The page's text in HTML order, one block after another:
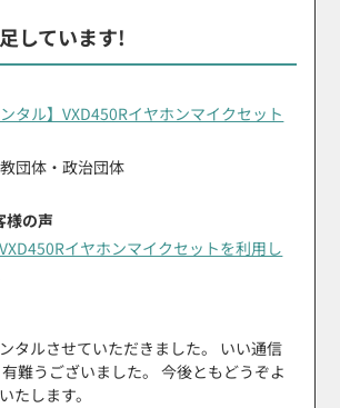
しています!
ンタル】VXD450Rイヤホンマイクセット
団体・政治団体
様の声
イヤホンマイクセットを利用し
タルさせていただきました。 いい通信
難うございました。 今後ともどうぞよ
たします。